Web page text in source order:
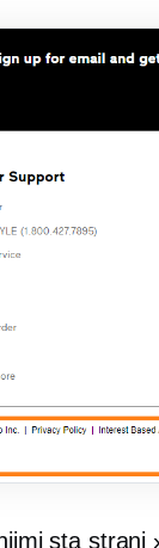
sta strani